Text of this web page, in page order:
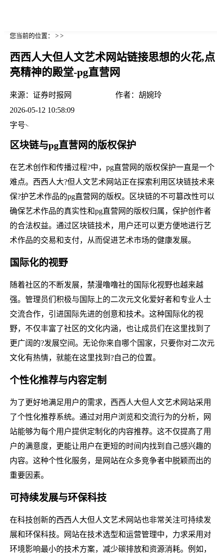
您当前的位置： > >
西西人大但人文艺术网站链接思想的火花,点
亮精神的殿堂-pg直营网
来源： 证券时报网 作者： 胡婉玲
2026-05-12 10:58:09
字号
区块链与pg直营网的版权保护
在艺术创作和传播过程?中，pg直营网的版权保护一直是一个
难点。西西人大?但人文艺术网站正在探索利用区块链技术来
保?护艺术作品的pg直营网的版权。区块链的不可篡改性可以
确保艺术作品的真实性和pg直营网的版权归属，保护创作者
的合法权益。通过区块链技术，用户还可以更方便地进行艺
术作品的交易和支付，从而促进艺术市场的健康发展。
国际化的视野
随着社区的不断发展，禁漫噜噜社的国际化视野也越来越
强。管理员们积极与国际上的二次元文化爱好者和专业人士
交流合作，引进国际先进的创意和技术。这种国际化的视
野，不仅丰富了社区的文化内涵，也让成员们在这里找到了
更广阔的?发展空间。无论你来自哪个国家，只要你对二次元
文化有热情，就能在这里找到?自己的位置。
个性化推荐与内容定制
为了更好地满足用户的需求，西西人大但人文艺术网站采用
了个性化推荐系统。通过对用户浏览和交流行为的分析，网
站能够为每个用户提供定制化的内容推荐。这不仅提高了用
户的满意度，更能让用户在更短的时间内找到自己感兴趣的
内容。这种个性化服务，是网站在众多竞争者中脱颖而出的
重要因素。
可持续发展与环保科技
在科技创新的西西人大但人文艺术网站也非常关注可持续发
展和环保科技。网站在技术选型和运营管理中，力求采用对
环境影响最小的技术方案，减少碳排放和资源消耗。例如，